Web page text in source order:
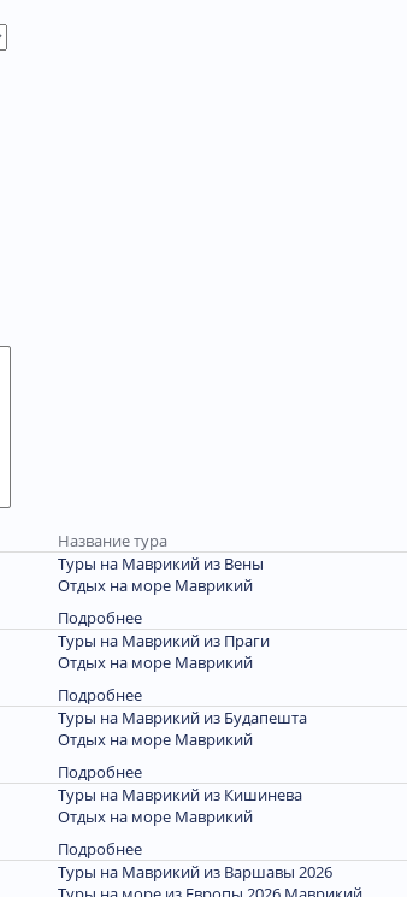
Название тура
Туры на Маврикий из Вены
Отдых на море Маврикий
Подробнее
Туры на Маврикий из Праги
Отдых на море Маврикий
Подробнее
Туры на Маврикий из Будапешта
Отдых на море Маврикий
Подробнее
Туры на Маврикий из Кишинева
Отдых на море Маврикий
Подробнее
Туры на Маврикий из Варшавы 2026